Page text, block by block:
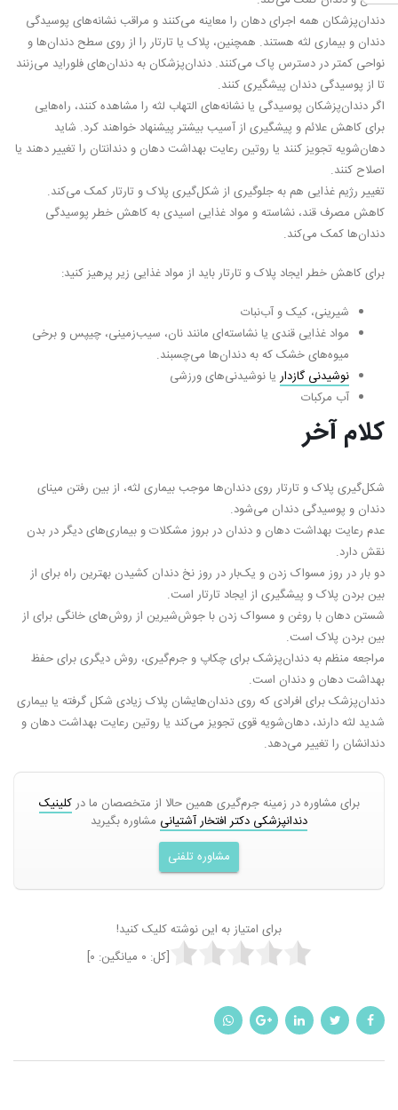
دندان‌پزشکان همه اجرای دهان را معاینه می‌کنند و مراقب نشانه‌های پوسیدگی
دندان و بیماری لثه هستند. همچنین، پلاک یا تارتار را از روی سطح دندان‌ها و
نواحی کمتر در دسترس پاک می‌کنند. دندان‌پزشکان به دندان‌های فلوراید می‌زنند
تا از پوسیدگی دندان پیشگیری کنند.
اگر دندان‌پزشکان پوسیدگی یا نشانه‌های التهاب لثه را مشاهده کنند، راه‌هایی
برای کاهش علائم و پیشگیری از آسیب بیشتر پیشنهاد خواهند کرد. شاید
دهان‌شویه تجویز کنند یا روتین رعایت بهداشت دهان و دندانتان را تغییر دهند یا
اصلاح کنند.
تغییر رژیم غذایی هم به جلوگیری از شکل‌گیری پلاک و تارتار کمک می‌کند.
کاهش مصرف قند، نشاسته و مواد غذایی اسیدی به کاهش خطر پوسیدگی
دندان‌ها کمک می‌کند.
برای کاهش خطر ایجاد پلاک و تارتار باید از مواد غذایی زیر پرهیز کنید:
شیرینی، کیک و آب‌نبات
مواد غذایی قندی یا نشاسته‌ای مانند نان، سیب‌زمینی، چیپس و برخی
میوه‌های خشک که به دندان‌ها می‌چسبند.
نوشیدنی‌ گازدار یا نوشیدنی‌های ورزشی
آب مرکبات
کلام آخر
شکل‌گیری پلاک و تارتار روی دندان‌ها موجب بیماری لثه، از بین رفتن مینای
دندان و پوسیدگی دندان می‌شود.
عدم رعایت بهداشت دهان و دندان در بروز مشکلات و بیماری‌های دیگر در بدن
نقش دارد.
دو بار در روز مسواک زدن و یک‌بار در روز نخ دندان کشیدن بهترین راه برای از
بین بردن پلاک و پیشگیری از ایجاد تارتار است.
شستن دهان با روغن و مسواک زدن با جوش‌شیرین از روش‌های خانگی برای از
بین بردن پلاک است.
مراجعه منظم به دندان‌پزشک برای چکاپ و جرم‌گیری، روش دیگری برای حفظ
بهداشت دهان و دندان است.
دندان‌پزشک برای افرادی که روی دندان‌هایشان پلاک زیادی شکل گرفته یا بیماری
شدید لثه دارند، دهان‌شویه قوی تجویز می‌کند یا روتین رعایت بهداشت دهان و
دندانشان را تغییر می‌دهد.
برای مشاوره در زمینه جرم‌گیری همین حالا از متخصصان ما درکلینیک
دندانپزشکی دکتر افتخار آشتیانی مشاوره بگیرید
مشاوره تلفنی
برای امتیاز به این نوشته کلیک کنید!
[کل: ۰ میانگین: ۰]